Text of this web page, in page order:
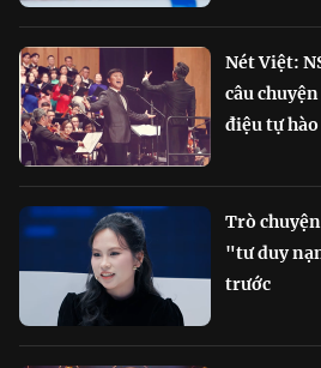
Nét Việt:
câu
điệu tự hào
Trò
"tư duy
trước